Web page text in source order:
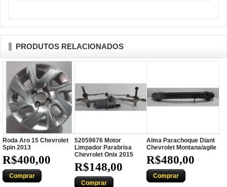
PRODUTOS RELACIONADOS
Roda Aro 15 Chevrolet
Spin 2013
R$400,00
Comprar
52059676 Motor
Limpador Parabrisa
Chevrolet Onix 2015
R$148,00
Comprar
Alma Parachoque Diant
Chevrolet Montana/agile
R$480,00
Comprar